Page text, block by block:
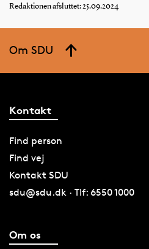
Redaktionen afsluttet: 25.09.2024
Om SDU
Kontakt
Find person
Find vej
Kontakt SDU
sdu@sdu.dk · Tlf: 6550 1000
Om os